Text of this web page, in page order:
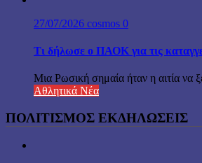
27/07/2026 cosmos 0
Τι δήλωσε ο ΠΑΟΚ για τις
Μια Ρωσική σημαία ήταν η αιτία να
Αθλητικά Νέα
ΠΟΛΙΤΙΣΜΟΣ ΕΚΔΗΛΩΣΕΙΣ